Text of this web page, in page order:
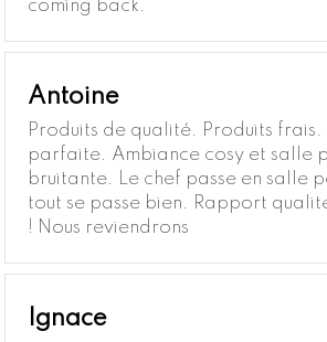
coming back.
Antoine
Produits de qualité. Produits frais.
parfaite. Ambiance cosy et salle
bruitante. Le chef passe en salle
tout se passe bien. Rapport
! Nous reviendrons
Ignace